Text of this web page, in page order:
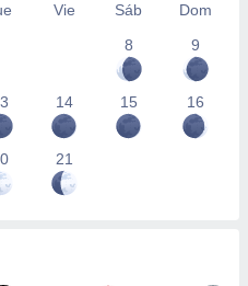
Vie Sáb
Dom
8
9
14 15 16
21